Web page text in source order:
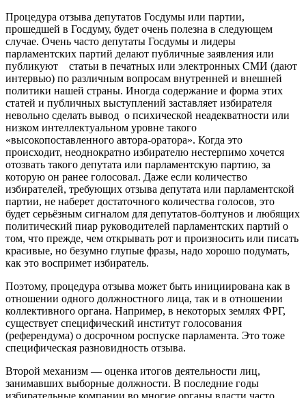
Процедура отзыва депутатов Госдумы или партии,
прошедшей в Госдуму, будет очень полезна в следующем
случае. Очень часто депутаты Госдумы и лидеры
парламентских партий делают публичные заявления или
публикуют статьи в печатных или электронных СМИ (дают
интервью) по различным вопросам внутренней и внешней
политики нашей страны. Иногда содержание и форма этих
статей и публичных выступлений заставляет избирателя
невольно сделать вывод о психической неадекватности или
низком интеллектуальном уровне такого
«высокопоставленного автора-оратора». Когда это
происходит, неоднократно избирателю нестерпимо хочется
отозвать такого депутата или парламентскую партию, за
которую он ранее голосовал. Даже если количество
избирателей, требующих отзыва депутата или парламентской
партии, не наберет достаточного количества голосов, это
будет серьёзным сигналом для депутатов-болтунов и любящих
политический пиар руководителей парламентских партий о
том, что прежде, чем открывать рот и произносить или писать
красивые, но безумно глупые фразы, надо хорошо подумать,
как это воспримет избиратель.
Поэтому, процедура отзыва может быть инициирована как в
отношении одного должностного лица, так и в отношении
коллективного органа. Например, в некоторых землях ФРГ,
существует специфический институт голосования
(референдума) о досрочном роспуске парламента. Это тоже
специфическая разновидность отзыва.
Второй механизм — оценка итогов деятельности лиц,
занимавших выборные должности. В последние годы
избирательные компании во многие органы власти часто